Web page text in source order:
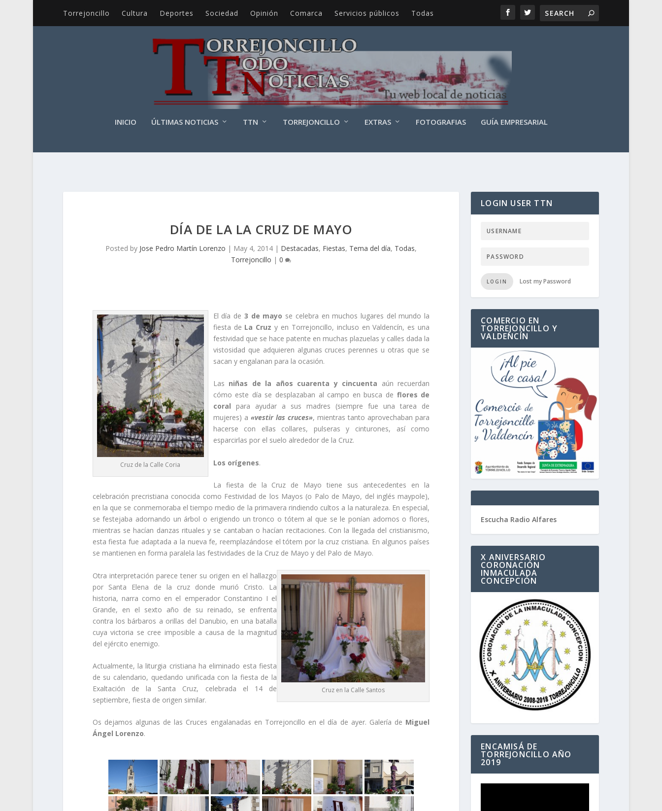
Torrejoncillo Cultura Deportes Sociedad Opinión Comarca Servicios públicos Todas
INICIO ÚLTIMAS NOTICIAS TTN TORREJONCILLO EXTRAS FOTOGRAFIAS GUÍA EMPRESARIAL
DÍA DE LA LA CRUZ DE MAYO
Posted by Jose Pedro Martín Lorenzo | May 4, 2014| Destacadas, Fiestas, Tema del día, Todas,
Torrejoncillo | 0
Cruz de la Calle Coria
El día de 3 de mayo se celebra en muchos lugares del mundo la
fiesta de La Cruz y en Torrejoncillo, incluso en Valdencín, es una
festividad que se hace patente en muchas plazuelas y calles dada la
vistosidad que adquieren algunas cruces perennes u otras que se
sacan y engalanan para la ocasión.
Las niñas de la años cuarenta y cincuenta aún recuerdan
cómo este día se desplazaban al campo en busca de flores de
coral para ayudar a sus madres (siempre fue una tarea de
mujeres) a «vestir las cruces», mientras tanto aprovechaban para
hacerse con ellas collares, pulseras y cinturones, así como
esparcirlas por el suelo alrededor de la Cruz.
Los orígenes.
La fiesta de la Cruz de Mayo tiene sus antecedentes en la
celebración precristiana conocida como Festividad de los Mayos (o Palo de Mayo, del inglés maypole),
en la que se conmemoraba el tiempo medio de la primavera rindiendo cultos a la naturaleza. En especial,
se festejaba adornando un árbol o erigiendo un tronco o tótem al que se le ponían adornos o flores,
mientras se hacían danzas rituales y se cantaban o hacían recitaciones. Con la llegada del cristianismo,
esta fiesta fue adaptada a la nueva fe, reemplazándose el tótem por la cruz cristiana. En algunos países
se mantienen en forma paralela las festividades de la Cruz de Mayo y del Palo de Mayo.
Cruz en la Calle Santos
Otra interpretación parece tener su origen en el hallazgo
por Santa Elena de la cruz donde murió Cristo. La
historia, narra como en el emperador Constantino I el
Grande, en el sexto año de su reinado, se enfrenta
contra los bárbaros a orillas del Danubio, en una batalla
cuya victoria se cree imposible a causa de la magnitud
del ejército enemigo.
Actualmente, la liturgia cristiana ha eliminado esta fiesta
de su calendario, quedando unificada con la fiesta de la
Exaltación de la Santa Cruz, celebrada el 14 de
septiembre, fiesta de origen similar.
Os dejamos algunas de las Cruces engalanadas en Torrejoncillo en el día de ayer. Galería de Miguel
Ángel Lorenzo.
LOGIN USER TTN
LOGIN Lost my Password
COMERCIO EN
TORREJONCILLO Y
VALDENCÍN
Escucha Radio Alfares
X ANIVERSARIO
CORONACIÓN
INMACULADA
CONCEPCIÓN
ENCAMISÁ DE
TORREJONCILLO AÑO
2019